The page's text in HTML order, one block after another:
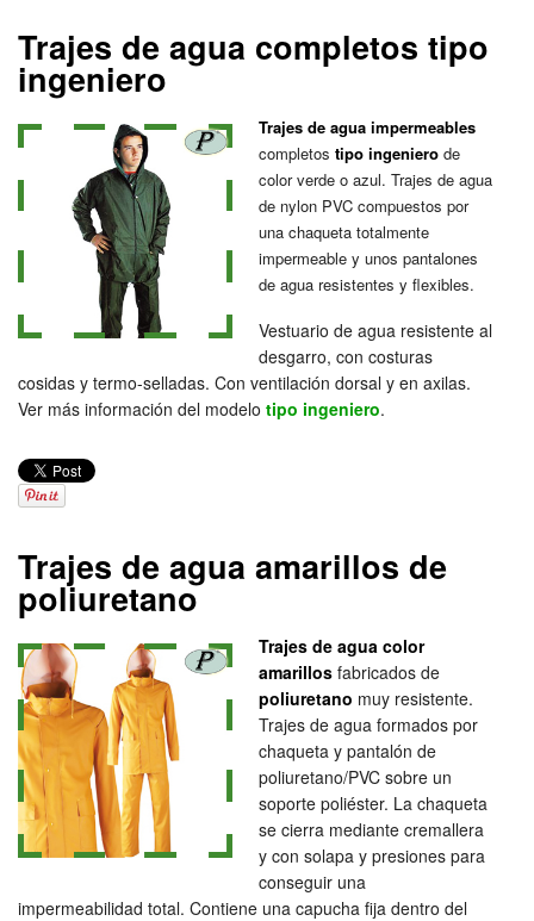
Trajes de agua completos tipo
ingeniero
Trajes de agua impermeables
completos tipo ingeniero de
color verde o azul. Trajes de agua
de nylon PVC compuestos por
una chaqueta totalmente
impermeable y unos pantalones
de agua resistentes y flexibles.
Vestuario de agua resistente al
desgarro, con costuras
cosidas y termo-selladas. Con ventilación dorsal y en axilas.
Ver más información del modelo tipo ingeniero.
Trajes de agua amarillos de
poliuretano
Trajes de agua color
amarillos fabricados de
poliuretano muy resistente.
Trajes de agua formados por
chaqueta y pantalón de
poliuretano/PVC sobre un
soporte poliéster. La chaqueta
se cierra mediante cremallera
y con solapa y presiones para
conseguir una
impermeabilidad total. Contiene una capucha fija dentro del